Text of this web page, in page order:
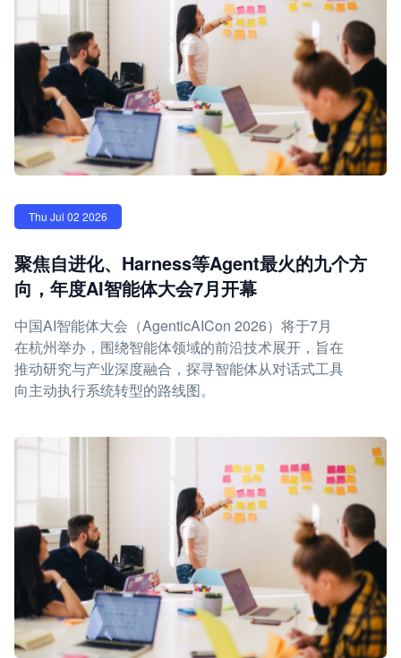
Thu Jul 02 2026
聚焦自进化、Harness等Agent最火的九个方
向，年度AI智能体大会7月开幕
中国AI智能体大会（AgenticAICon 2026）将于7月
在杭州举办，围绕智能体领域的前沿技术展开，旨在
推动研究与产业深度融合，探寻智能体从对话式工具
向主动执行系统转型的路线图。